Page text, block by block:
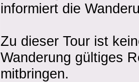
informiert die
Zu dieser Tour ist
Wanderung gültiges
mitbringen.